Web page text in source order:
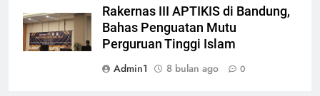
Rakernas III APTIKIS di Bandung,
Bahas Penguatan Mutu
Perguruan Tinggi Islam
Admin1
8 bulan ago 0